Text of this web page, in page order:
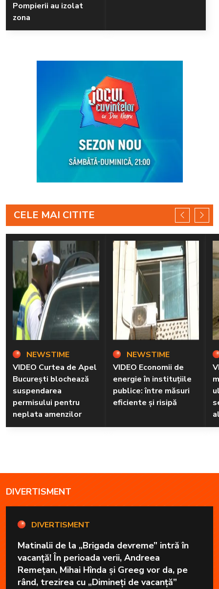
Pompierii au izolat
zona
CELE MAI CITITE
NEWSTIME
VIDEO Curtea de Apel
București blochează
suspendarea
permisului pentru
neplata amenzilor
NEWSTIME
VIDEO Economii de
energie în instituțiile
publice: între măsuri
eficiente și risipă
DIVERTISMENT
DIVERTISMENT
Matinalii de la „Brigada devreme” intră în
vacanță! În perioada verii, Andreea
Remețan, Mihai Hînda și Greeg vor da, pe
rând, trezirea cu „Dimineți de vacanță”